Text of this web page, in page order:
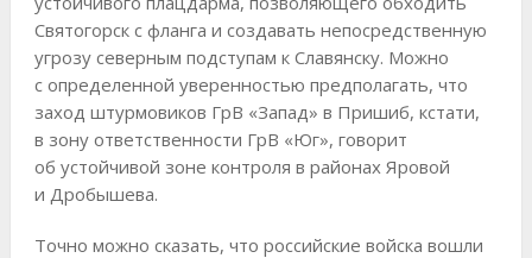
Святогорск с фланга и создавать непосредственную
угрозу северным подступам к Славянску. Можно
с определенной уверенностью предполагать, что
заход штурмовиков ГрВ «Запад» в Пришиб, кстати,
в зону ответственности ГрВ «Юг», говорит
об устойчивой зоне контроля в районах Яровой
и Дробышева.
Точно можно сказать, что российские войска вошли